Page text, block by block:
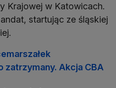
Krajowej w Katowicach.
startując ze śląskiej
Akcja CBA